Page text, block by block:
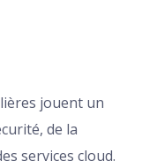
jouent un
de la
services cloud.